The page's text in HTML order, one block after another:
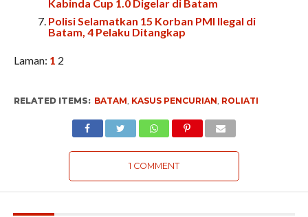
Kabinda Cup 1.0 Digelar di Batam
Polisi Selamatkan 15 Korban PMI Ilegal di
Batam, 4 Pelaku Ditangkap
Laman: 1 2
RELATED ITEMS: BATAM, KASUS PENCURIAN, ROLIATI
1 COMMENT